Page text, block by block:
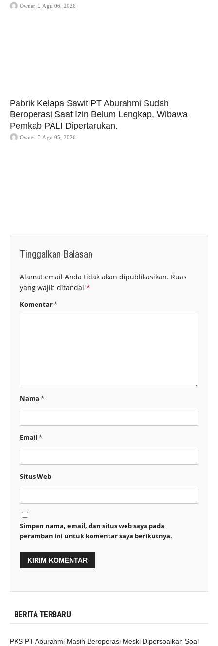
Owner Agu 06, 2026
Pabrik Kelapa Sawit PT Aburahmi Sudah
Beroperasi Saat Izin Belum Lengkap, Wibawa
Pemkab PALI Dipertarukan.
Owner Agu 05, 2026
Tinggalkan Balasan
Alamat email Anda tidak akan dipublikasikan. Ruas
yang wajib ditandai *
Komentar*
Nama *
Email *
Situs Web
Simpan nama, email, dan situs web saya pada
peramban ini untuk komentar saya berikutnya.
BERITA TERBARU
PKS PT Aburahmi Masih Beroperasi Meski Dipersoalkan Soal